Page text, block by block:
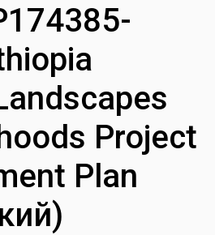
Project
Plan